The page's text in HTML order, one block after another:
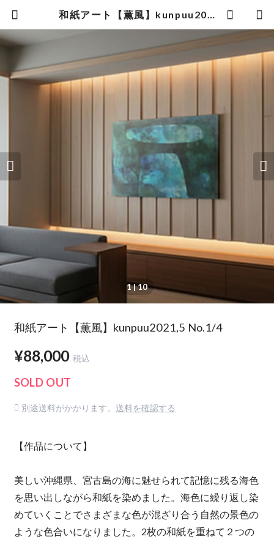
和紙アート【薫風】kunpuu2021,5 No.1/4 | 暮らしの中の和紙のかたち
1| 10
和紙アート【薫風】kunpuu2021,5 No.1/4
¥88,000 税込
SOLD OUT
別途送料がかかります。 送料を確認する
【作品について】
美しい沖縄県、宮古島の海に魅せられて記憶に残る海色
を思い出しながら和紙を染めました。海色に繰り返し染
めていくことでさまざまな色が混ざり合う自然の景色の
ような色合いになりました。2枚の和紙を重ねて２つの